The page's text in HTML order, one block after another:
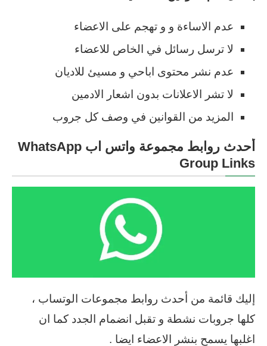
عدم الاساءة و و تهجم على الاعضاء
لا ترسل رسائل في الخاص للاعضاء
عدم نشر محتوى اباحي و مسيئ للاديان
لا تشر الاعلانات بدون اشعار الادمين
المزيد من القوانين في وصف كل جروب
أحدث روابط مجموعة واتس اب WhatsApp
Group Links
إليك قائمة من أحدث روابط مجموعات الوتساب ،
كلها جروبات نشطة و تقبل انضمام الجدد كما ان
اغلبها يسمح بنشر الاعضاء ايضا .